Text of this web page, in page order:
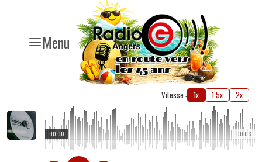
Menu
Vitesse : 1x 1.5x 2x
00:03
00:00